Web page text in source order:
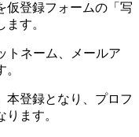
仮登録フォームの「写
す。
トネーム、メールア
本登録となり、プロフ
ます。